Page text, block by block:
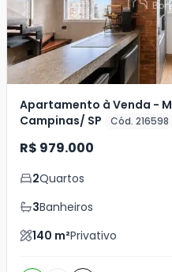
Apartamento à Venda -
Campinas/ SP
Cód. 216598
R$ 979.000
2Quartos
3Banheiros
140 m²Privativo